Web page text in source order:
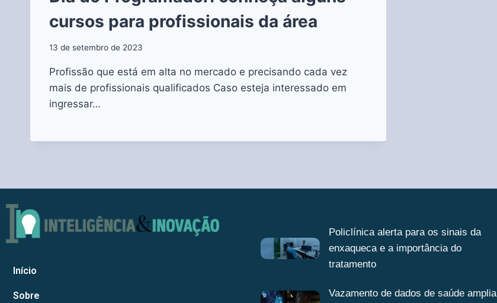
cursos para profissionais da área
13 de setembro de 2023
Profissão que está em alta no mercado e precisando cada vez
mais de profissionais qualificados Caso esteja interessado em
ingressar…
Início
Sobre
Policlínica alerta para os sinais da
enxaqueca e a importância do
tratamento
Vazamento de dados de saúde amplia